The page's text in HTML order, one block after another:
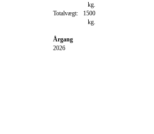
kg.
Totalvægt:
1500
kg.
Årgang
2026